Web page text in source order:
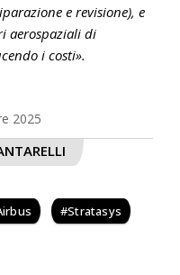
e revisione), e
aerospaziali di
i costi».
2025
Stratasys